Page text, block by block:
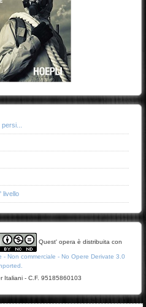
livello
Quest' opera è distribuita con
- Non commerciale - No Opere Derivate 3.0
Italiani - C.F. 95185860103